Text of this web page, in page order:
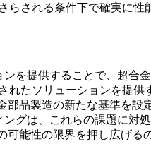
される条件下で確実に
を提供することで、超合
たソリューションを提供
品製造の新たな基準を設
ングは、これらの課題に対
能性の限界を押し広げる